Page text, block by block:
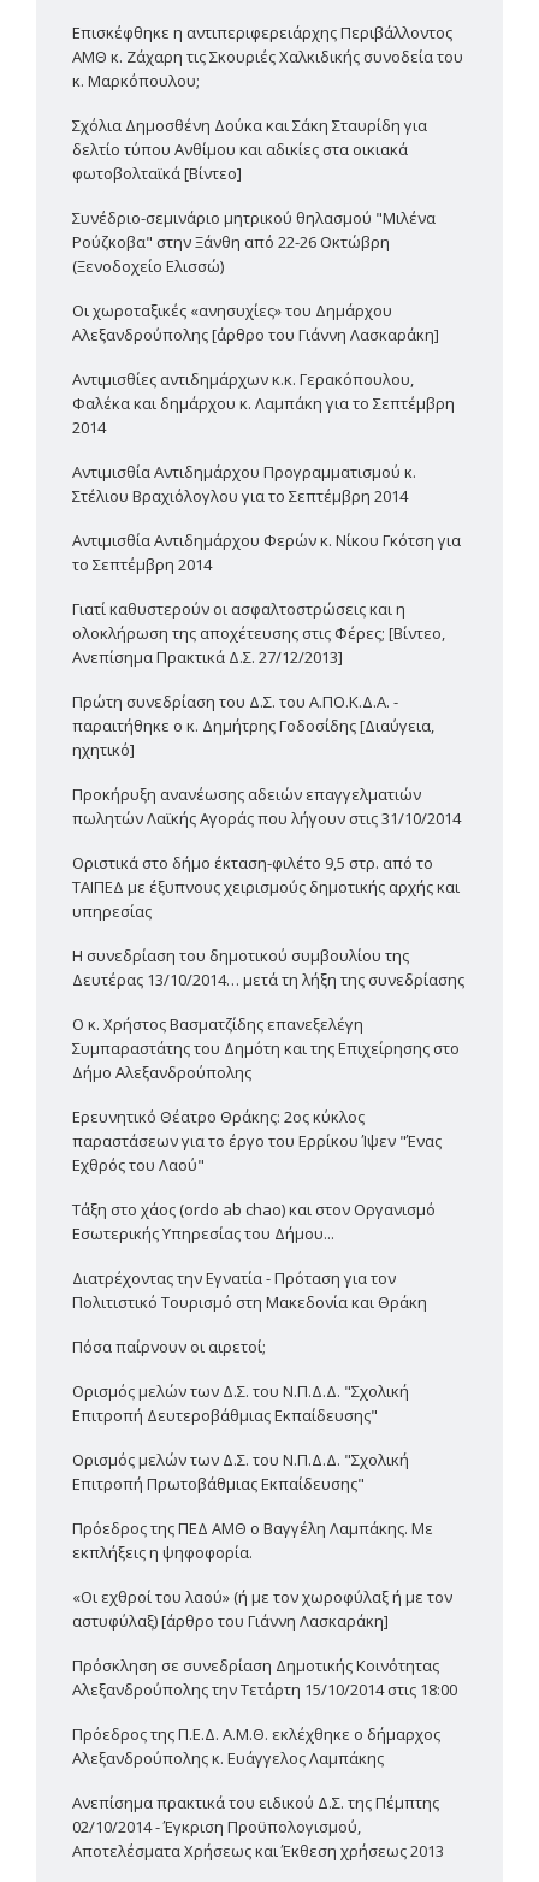
Επισκέφθηκε η αντιπεριφερειάρχης Περιβάλλοντος
ΑΜΘ κ. Ζάχαρη τις Σκουριές Χαλκιδικής συνοδεία του
κ. Μαρκόπουλου;
Σχόλια Δημοσθένη Δούκα και Σάκη Σταυρίδη για
δελτίο τύπου Ανθίμου και αδικίες στα οικιακά
φωτοβολταϊκά [Βίντεο]
Συνέδριο-σεμινάριο μητρικού θηλασμού "Μιλένα
Ρούζκοβα" στην Ξάνθη από 22-26 Οκτώβρη
(Ξενοδοχείο Ελισσώ)
Οι χωροταξικές «ανησυχίες» του Δημάρχου
Αλεξανδρούπολης [άρθρο του Γιάννη Λασκαράκη]
Αντιμισθίες αντιδημάρχων κ.κ. Γερακόπουλου,
Φαλέκα και δημάρχου κ. Λαμπάκη για το Σεπτέμβρη
2014
Αντιμισθία Αντιδημάρχου Προγραμματισμού κ.
Στέλιου Βραχιόλογλου για το Σεπτέμβρη 2014
Αντιμισθία Αντιδημάρχου Φερών κ. Νίκου Γκότση για
το Σεπτέμβρη 2014
Γιατί καθυστερούν οι ασφαλτοστρώσεις και η
ολοκλήρωση της αποχέτευσης στις Φέρες; [Βίντεο,
Ανεπίσημα Πρακτικά Δ.Σ. 27/12/2013]
Πρώτη συνεδρίαση του Δ.Σ. του Α.ΠΟ.Κ.Δ.Α. -
παραιτήθηκε ο κ. Δημήτρης Γοδοσίδης [Διαύγεια,
ηχητικό]
Προκήρυξη ανανέωσης αδειών επαγγελματιών
πωλητών Λαϊκής Αγοράς που λήγουν στις 31/10/2014
Οριστικά στο δήμο έκταση-φιλέτο 9,5 στρ. από το
ΤΑΙΠΕΔ με έξυπνους χειρισμούς δημοτικής αρχής και
υπηρεσίας
Η συνεδρίαση του δημοτικού συμβουλίου της
Δευτέρας 13/10/2014… μετά τη λήξη της συνεδρίασης
Ο κ. Χρήστος Βασματζίδης επανεξελέγη
Συμπαραστάτης του Δημότη και της Επιχείρησης στο
Δήμο Αλεξανδρούπολης
Ερευνητικό Θέατρο Θράκης: 2ος κύκλος
παραστάσεων για το έργο του Ερρίκου Ίψεν "Ένας
Εχθρός του Λαού"
Τάξη στο χάος (ordo ab chao) και στον Οργανισμό
Εσωτερικής Υπηρεσίας του Δήμου...
Διατρέχοντας την Εγνατία - Πρόταση για τον
Πολιτιστικό Τουρισμό στη Μακεδονία και Θράκη
Πόσα παίρνουν οι αιρετοί;
Ορισμός μελών των Δ.Σ. του Ν.Π.Δ.Δ. "Σχολική
Επιτροπή Δευτεροβάθμιας Εκπαίδευσης"
Ορισμός μελών των Δ.Σ. του Ν.Π.Δ.Δ. "Σχολική
Επιτροπή Πρωτοβάθμιας Εκπαίδευσης"
Πρόεδρος της ΠΕΔ ΑΜΘ ο Βαγγέλη Λαμπάκης. Με
εκπλήξεις η ψηφοφορία.
«Οι εχθροί του λαού» (ή με τον χωροφύλαξ ή με τον
αστυφύλαξ) [άρθρο του Γιάννη Λασκαράκη]
Πρόσκληση σε συνεδρίαση Δημοτικής Κοινότητας
Αλεξανδρούπολης την Τετάρτη 15/10/2014 στις 18:00
Πρόεδρος της Π.Ε.Δ. Α.Μ.Θ. εκλέχθηκε ο δήμαρχος
Αλεξανδρούπολης κ. Ευάγγελος Λαμπάκης
Ανεπίσημα πρακτικά του ειδικού Δ.Σ. της Πέμπτης
02/10/2014 - Έγκριση Προϋπολογισμού,
Αποτελέσματα Χρήσεως και Έκθεση χρήσεως 2013